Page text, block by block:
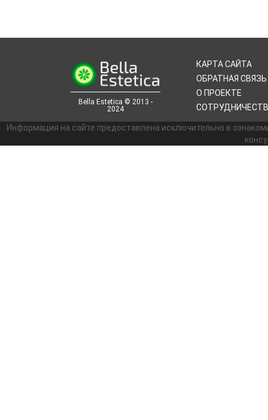
Bella Estetica © 2013 -
2024
КАРТА САЙТА
ОБРАТНАЯ СВЯЗЬ
О ПРОЕКТЕ
Информация на сайте предоставлена исключительно в